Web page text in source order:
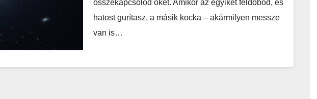
összekapcsolod őket. Amikor az egyiket feldobod, és
hatost gurítasz, a másik kocka – akármilyen messze
van is…